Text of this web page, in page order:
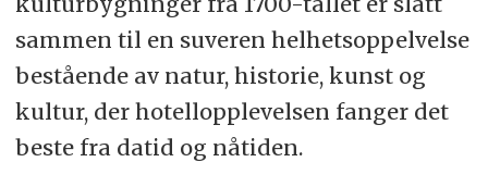
sammen til en suveren helhetsoppelvelse
bestående av natur, historie, kunst og
kultur, der hotellopplevelsen fanger det
beste fra datid og nåtiden.